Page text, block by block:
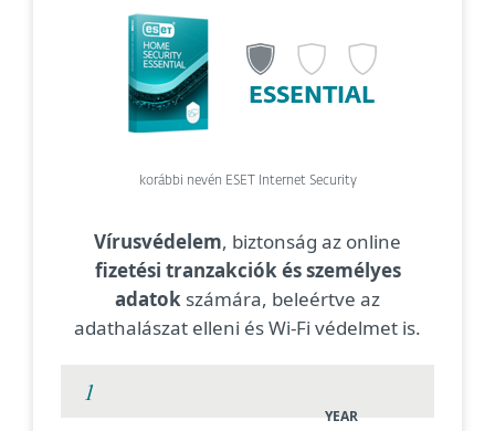
ESSENTIAL
korábbi nevén ESET Internet Security
Vírusvédelem, biztonság az online
fizetési tranzakciók és személyes
adatok számára, beleértve az
adathalászat elleni és Wi-Fi védelmet is.
YEAR